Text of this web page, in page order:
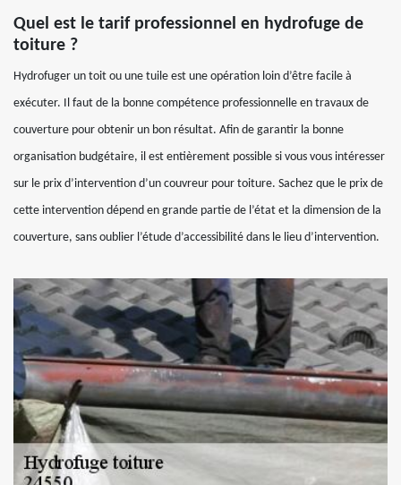
Quel est le tarif professionnel en hydrofuge de
toiture ?
Hydrofuger un toit ou une tuile est une opération loin d’être facile à
exécuter. Il faut de la bonne compétence professionnelle en travaux de
couverture pour obtenir un bon résultat. Afin de garantir la bonne
organisation budgétaire, il est entièrement possible si vous vous intéresser
sur le prix d’intervention d’un couvreur pour toiture. Sachez que le prix de
cette intervention dépend en grande partie de l’état et la dimension de la
couverture, sans oublier l’étude d’accessibilité dans le lieu d’intervention.